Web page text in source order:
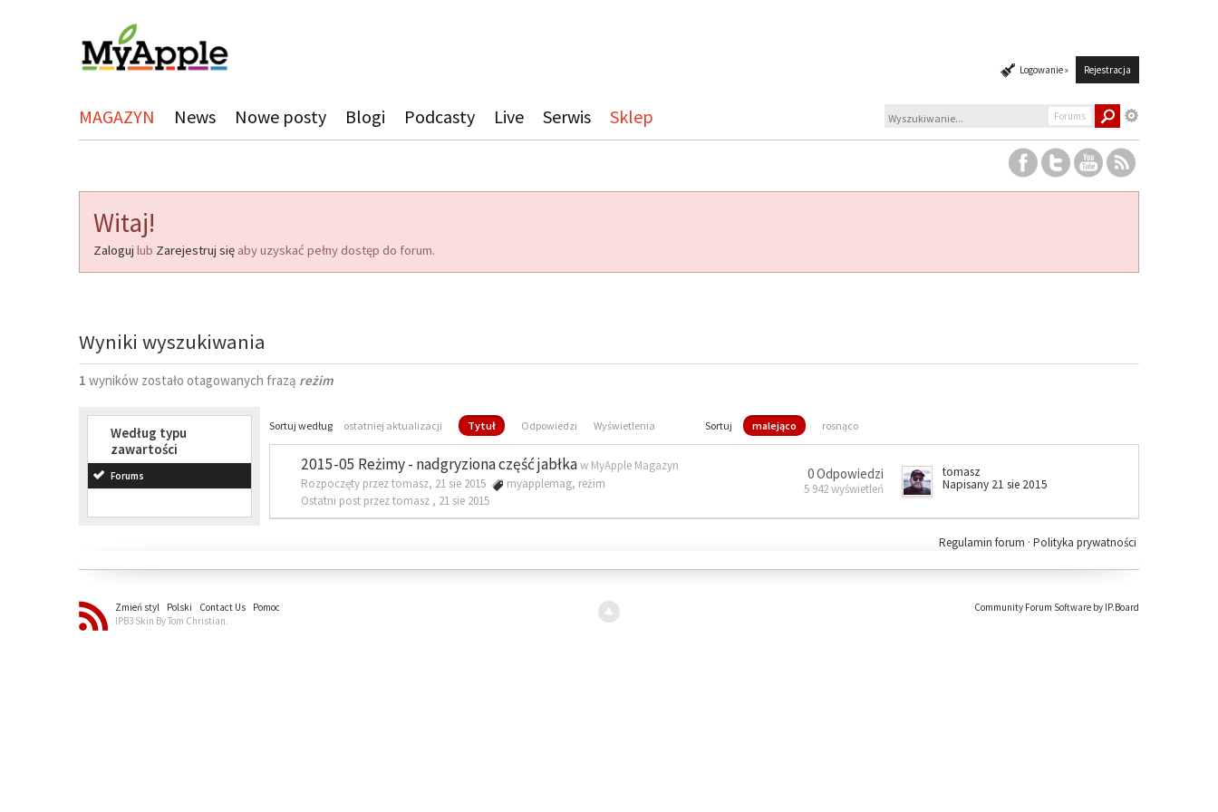
Logowanie » Rejestracja
MAGAZYN News Nowe posty Blogi Podcasty Live Serwis Sklep Forums
Witaj!
Zaloguj lub Zarejestruj się aby uzyskać pełny dostęp do forum.
Wyniki wyszukiwania
1 wyników zostało otagowanych frazą reżim
Według typu
zawartości
Forums
Sortuj według ostatniej aktualizacji Tytuł Odpowiedzi Wyświetlenia Sortuj malejąco rosnąco
2015-05 Reżimy - nadgryziona część jabłkaw MyApple Magazyn
Rozpoczęty przez tomasz, 21 sie 2015
myapplemag, reżim
Ostatni post przez tomasz , 21 sie 2015
0 Odpowiedzi
5 942 wyświetleń
tomasz
Napisany 21 sie 2015
Polityka prywatności
Regulamin forum ·
Zmień styl Polski Contact Us
Pomoc
IPB3 Skin By Tom Christian.
Community Forum Software by IP.Board